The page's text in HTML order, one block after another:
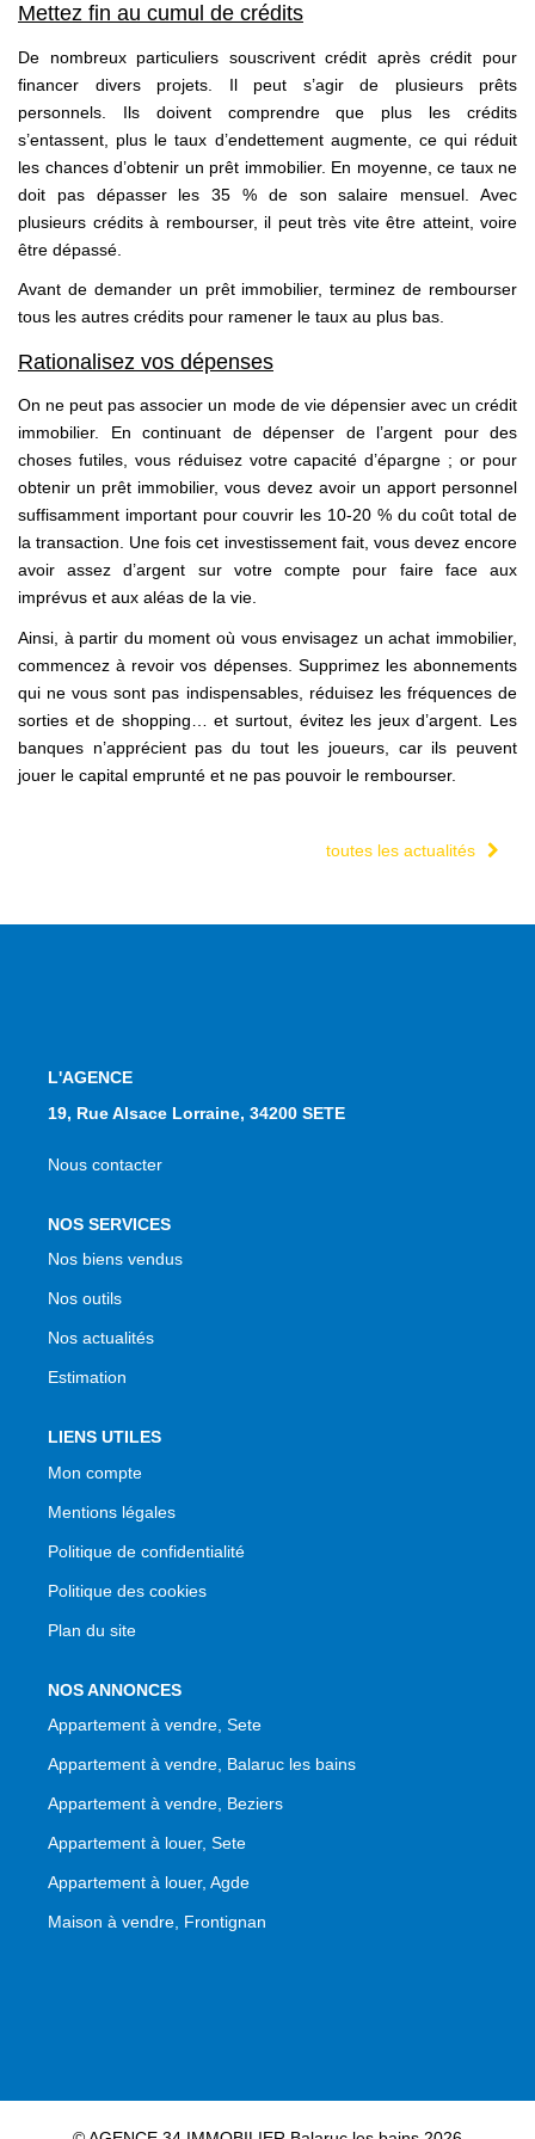
Mettez fin au cumul de crédits
De nombreux particuliers souscrivent crédit après crédit pour
financer divers projets. Il peut s’agir de plusieurs prêts
personnels. Ils doivent comprendre que plus les crédits
s’entassent, plus le taux d’endettement augmente, ce qui réduit
les chances d’obtenir un prêt immobilier. En moyenne, ce taux ne
doit pas dépasser les 35 % de son salaire mensuel. Avec
plusieurs crédits à rembourser, il peut très vite être atteint, voire
être dépassé.
Avant de demander un prêt immobilier, terminez de rembourser
tous les autres crédits pour ramener le taux au plus bas.
Rationalisez vos dépenses
On ne peut pas associer un mode de vie dépensier avec un crédit
immobilier. En continuant de dépenser de l’argent pour des
choses futiles, vous réduisez votre capacité d’épargne ; or pour
obtenir un prêt immobilier, vous devez avoir un apport personnel
suffisamment important pour couvrir les 10-20 % du coût total de
la transaction. Une fois cet investissement fait, vous devez encore
avoir assez d’argent sur votre compte pour faire face aux
imprévus et aux aléas de la vie.
Ainsi, à partir du moment où vous envisagez un achat immobilier,
commencez à revoir vos dépenses. Supprimez les abonnements
qui ne vous sont pas indispensables, réduisez les fréquences de
sorties et de shopping… et surtout, évitez les jeux d’argent. Les
banques n’apprécient pas du tout les joueurs, car ils peuvent
jouer le capital emprunté et ne pas pouvoir le rembourser.
toutes les actualités
L'AGENCE
19, Rue Alsace Lorraine, 34200 SETE
Nous contacter
NOS SERVICES
Nos biens vendus
Nos outils
Nos actualités
Estimation
LIENS UTILES
Mon compte
Mentions légales
Politique de confidentialité
Politique des cookies
Plan du site
NOS ANNONCES
Appartement à vendre, Sete
Appartement à vendre, Balaruc les bains
Appartement à vendre, Beziers
Appartement à louer, Sete
Appartement à louer, Agde
Maison à vendre, Frontignan